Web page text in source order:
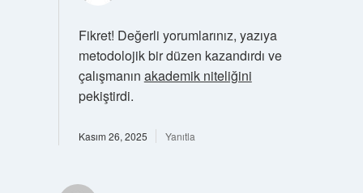
Fikret! Değerli yorumlarınız, yazıya
metodolojik bir düzen kazandırdı ve
çalışmanın akademik niteliğini
pekiştirdi.
Kasım 26, 2025 Yanıtla